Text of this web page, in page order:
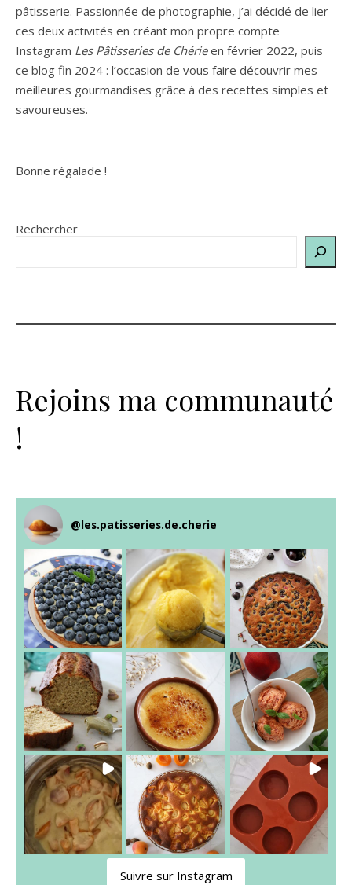
pâtisserie. Passionnée de photographie, j’ai décidé de lier
ces deux activités en créant mon propre compte
Instagram Les Pâtisseries de Chérieen février 2022, puis
ce blog fin 2024 : l’occasion de vous faire découvrir mes
meilleures gourmandises grâce à des recettes simples et
savoureuses.
Bonne régalade !
Rechercher
Rejoins ma communauté
!
@les.patisseries.de.cherie
Suivre sur Instagram